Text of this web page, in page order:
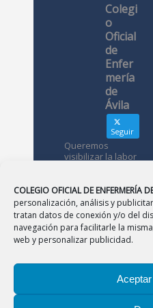
COLEGIO OFICIAL DE ENFERMERÍA
personalización, análisis y
tratan datos de conexión y/o del
navegación para facilitarle la
web y personalizar publicidad.
Colegi
o
Oficial
de
Enfer
mería
de
Ávila
Seguir
Queremos
visibilizar la labor
conoces?
Avatar Colegio
Oficial de
de Ávila
12 May